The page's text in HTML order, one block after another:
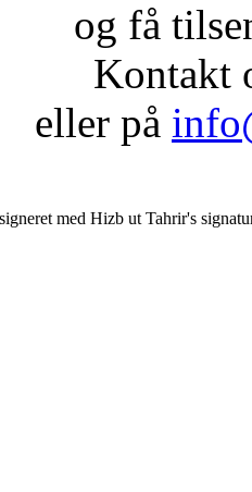
og få
Kontakt
eller på
med Hizb ut Tahrir's